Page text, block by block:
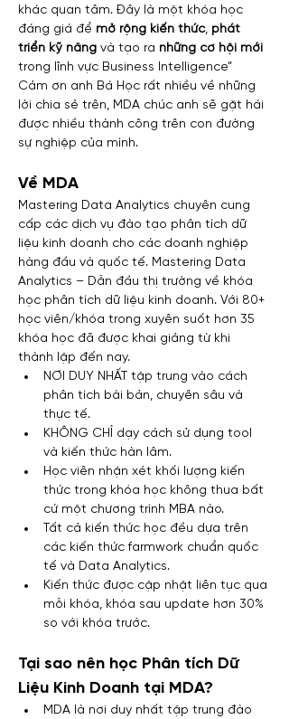
khác quan tâm. Đây là một khóa học
đáng giá để mở rộng kiến thức, phát
triển kỹ năng và tạo ra những cơ hội mới
trong lĩnh vực Business Intelligence”
Cảm ơn anh Bá Học rất nhiều về những
lời chia sẻ trên, MDA chúc anh sẽ gặt hái
được nhiều thành công trên con đường
sự nghiệp của mình.
Về MDA
Mastering Data Analytics chuyên cung
cấp các dịch vụ đào tạo phân tích dữ
liệu kinh doanh cho các doanh nghiệp
hàng đầu và quốc tế. Mastering Data
Analytics – Dẫn đầu thị trường về khóa
học phân tích dữ liệu kinh doanh. Với 80+
học viên/khóa trong xuyên suốt hơn 35
khóa học đã được khai giảng từ khi
thành lập đến nay.
NƠI DUY NHẤT tập trung vào cách
phân tích bài bản, chuyên sâu và
thực tế.
KHÔNG CHỈ dạy cách sử dụng tool
và kiến thức hàn lâm.
Học viên nhận xét khối lượng kiến
thức trong khóa học không thua bất
cứ một chương trình MBA nào.
Tất cả kiến thức học đều dựa trên
các kiến thức farmwork chuẩn quốc
tế và Data Analytics.
Kiến thức được cập nhật liên tục qua
mỗi khóa, khóa sau update hơn 30%
so với khóa trước.
Tại sao nên học Phân tích Dữ
Liệu Kinh Doanh tại MDA?
MDA là nơi duy nhất tập trung đào